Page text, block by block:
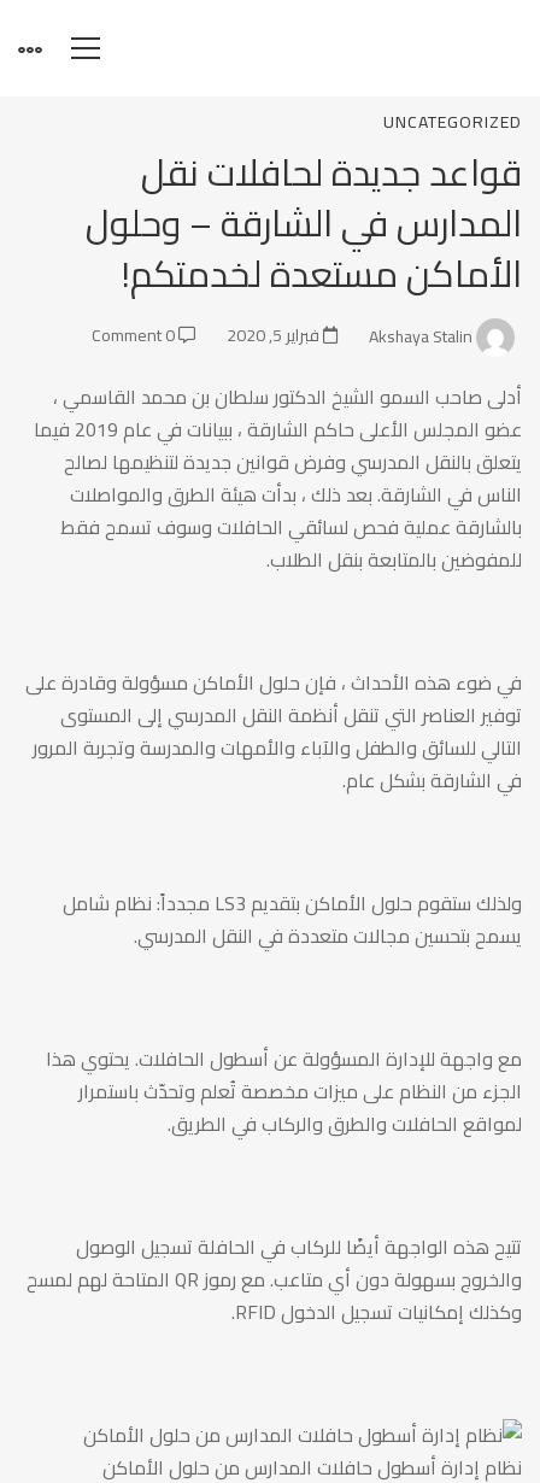
قواعد
جديدة
لحافلات
نقل
المدارس
في
–
وحلول
الأماكن
مستعدة
لخدمتكم!
UNCATEGORIZED
قواعد جديدة لحافلات نقل
المدارس في الشارقة – وحلول
الأماكن مستعدة لخدمتكم!
فبراير 5, 2020 0 Comment
أدلى صاحب السمو الشيخ الدكتور سلطان بن محمد القاسمي ،
عضو المجلس الأعلى حاكم الشارقة ، ببيانات في عام 2019 فيما
يتعلق بالنقل المدرسي وفرض قوانين جديدة لتنظيمها لصالح
الناس في الشارقة. بعد ذلك ، بدأت هيئة الطرق والمواصلات
بالشارقة عملية فحص لسائقي الحافلات وسوف تسمح فقط
للمفوضين بالمتابعة بنقل الطلاب.
في ضوء هذه الأحداث ، فإن حلول الأماكن مسؤولة وقادرة على
توفير العناصر التي تنقل أنظمة النقل المدرسي إلى المستوى
التالي للسائق والطفل والآباء والأمهات والمدرسة وتجربة المرور
في الشارقة بشكل عام.
ولذلك ستقوم حلول الأماكن بتقديم LS3 مجدداً: نظام شامل
يسمح بتحسين مجالات متعددة في النقل المدرسي.
مع واجهة للإدارة المسؤولة عن أسطول الحافلات. يحتوي هذا
الجزء من النظام على ميزات مخصصة تُعلم وتحدّث باستمرار
لمواقع الحافلات والطرق والركاب في الطريق.
تتيح هذه الواجهة أيضًا للركاب في الحافلة تسجيل الوصول
والخروج بسهولة دون أي متاعب. مع رموز QR المتاحة لهم لمسح
وكذلك إمكانيات تسجيل الدخول RFID.
نظام إدارة أسطول حافلات المدارس من حلول الأماكن